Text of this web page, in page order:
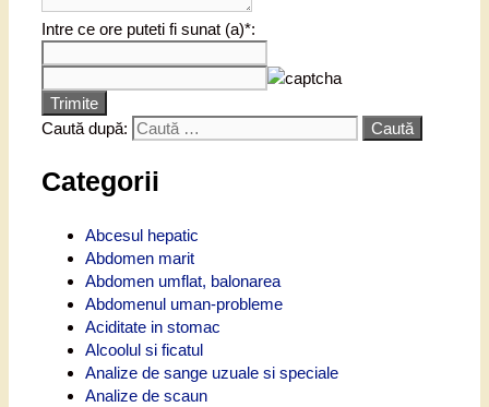
Intre ce ore puteti fi sunat (a)*:
Trimite
Caută după:
Categorii
Abcesul hepatic
Abdomen marit
Abdomen umflat, balonarea
Abdomenul uman-probleme
Aciditate in stomac
Alcoolul si ficatul
Analize de sange uzuale si speciale
Analize de scaun